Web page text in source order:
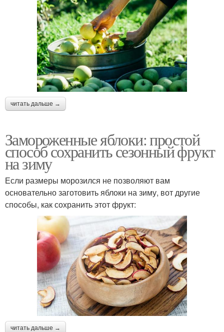
читать дальше →
Замороженные яблоки: простой
способ сохранить сезонный фрукт
на зиму
Если размеры морозился не позволяют вам
основательно заготовить яблоки на зиму, вот другие
способы, как сохранить этот фрукт:
читать дальше →